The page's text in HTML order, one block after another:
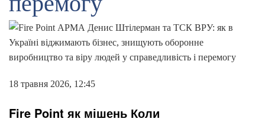
18 травня 2026, 12:45
Fire Point як мішень Коли